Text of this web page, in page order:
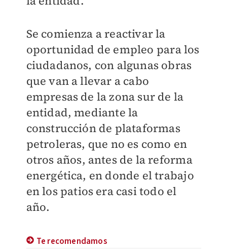
Se comienza a reactivar la
oportunidad de empleo para los
ciudadanos, con algunas obras
que van a llevar a cabo
empresas de la zona sur de la
entidad, mediante la
construcción de plataformas
petroleras, que no es como en
otros años, antes de la reforma
energética, en donde el trabajo
en los patios era casi todo el
año.
Te recomendamos